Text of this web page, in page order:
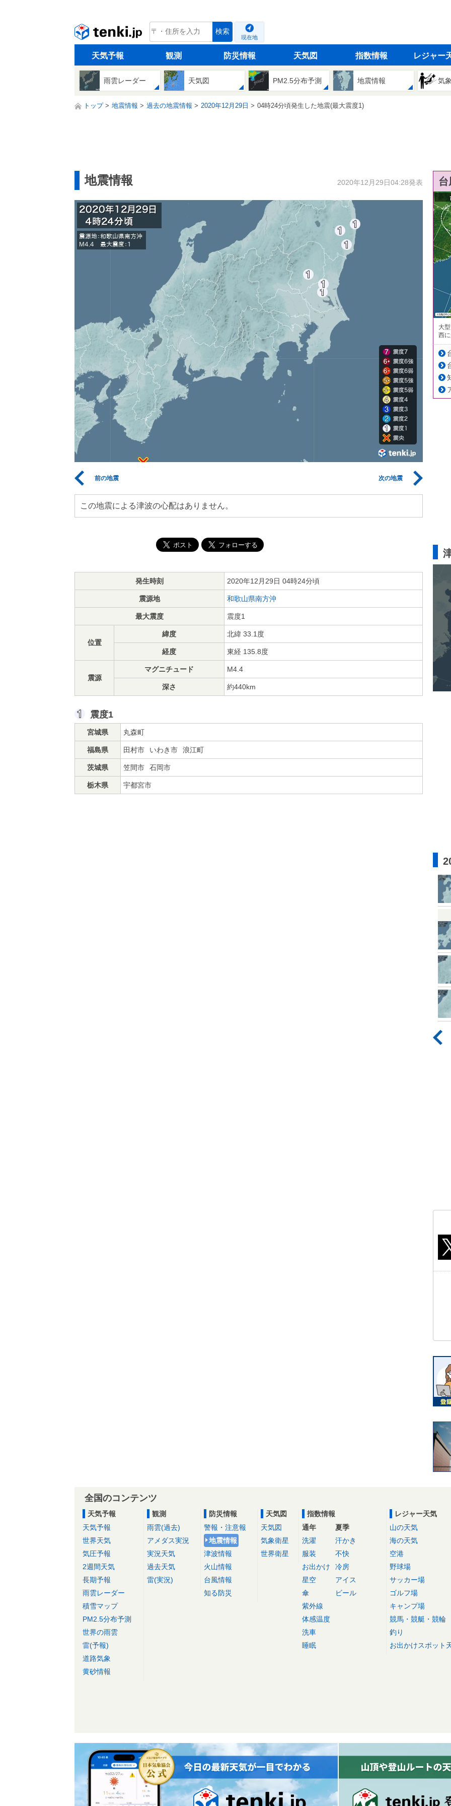
tenki.jp 検索
現在地
天気予報 観測 防災情報 天気図 指数情報 レジャー
雨雲レーダー 天気図 PM2.5分布予測 地震情報 気
トップ 地震情報 過去の地震情報 2020年12月29日 04時24分頃発生した地震(最大震度1)
地震情報 2020年12月29日04:28発表
前の地震 次の地震
この地震による津波の心配はありません。
発生時刻 2020年12月29日 04時24分頃
震源地 和歌山県南方沖
最大震度 震度1
位置
緯度 北緯 33.1度
経度 東経 135.8度
震源
マグニチュード M4.4
深さ 約440km
震度1
宮城県 丸森町
福島県 田村市 いわき市 浪江町
茨城県 笠間市 石岡市
栃木県 宇都宮市
大
西
全国のコンテンツ
天気予報
天気予報
世界天気
気圧予報
2週間天気
長期予報
雨雲レーダー
積雪マップ
PM2.5分布予測
世界の雨雲
雷(予報)
道路気象
黄砂情報
観測
雨雲(過去)
アメダス実況
実況天気
過去天気
雷(実況)
防災情報
警報・注意報
地震情報
津波情報
火山情報
台風情報
知る防災
天気図
天気図
気象衛星
世界衛星
指数情報
通年
洗濯
服装
お出かけ
星空
傘
紫外線
体感温度
洗車
睡眠
夏季
汗かき
不快
冷房
アイス
ビール
レジャー天気
山の天気
海の天気
空港
野球場
サッカー場
ゴルフ場
キャンプ場
競馬・競艇・競輪
釣り
お出かけスポット